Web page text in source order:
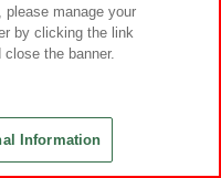
ットモンスター めちゃもふぐっ
please manage your
by clicking the link
the banner.
Information